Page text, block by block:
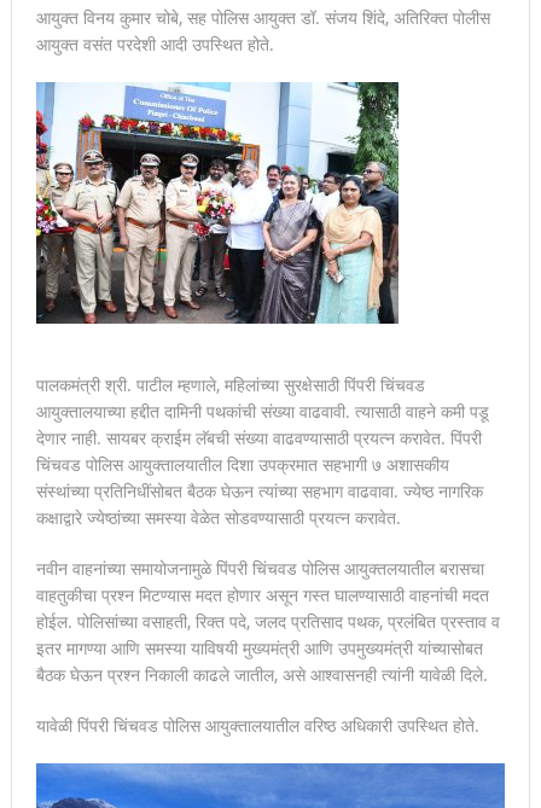
आयुक्त विनय कुमार चोबे, सह पोलिस आयुक्त डॉ. संजय शिंदे, अतिरिक्त पोलीस
आयुक्त वसंत परदेशी आदी उपस्थित होते.
पालकमंत्री श्री. पाटील म्हणाले, महिलांच्या सुरक्षेसाठी पिंपरी चिंचवड
आयुक्तालयाच्या हद्दीत दामिनी पथकांची संख्या वाढवावी. त्यासाठी वाहने कमी पडू
देणार नाही. सायबर क्राईम लॅबची संख्या वाढवण्यासाठी प्रयत्न करावेत. पिंपरी
चिंचवड पोलिस आयुक्तालयातील दिशा उपक्रमात सहभागी ७ अशासकीय
संस्थांच्या प्रतिनिधींसोबत बैठक घेऊन त्यांच्या सहभाग वाढवावा. ज्येष्ठ नागरिक
कक्षाद्वारे ज्येष्ठांच्या समस्या वेळेत सोडवण्यासाठी प्रयत्न करावेत.
नवीन वाहनांच्या समायोजनामुळे पिंपरी चिंचवड पोलिस आयुक्तलयातील बरासचा
वाहतुकीचा प्रश्न मिटण्यास मदत होणार असून गस्त घालण्यासाठी वाहनांची मदत
होईल. पोलिसांच्या वसाहती, रिक्त पदे, जलद प्रतिसाद पथक, प्रलंबित प्रस्ताव व
इतर मागण्या आणि समस्या याविषयी मुख्यमंत्री आणि उपमुख्यमंत्री यांच्यासोबत
बैठक घेऊन प्रश्न निकाली काढले जातील, असे आश्वासनही त्यांनी यावेळी दिले.
यावेळी पिंपरी चिंचवड पोलिस आयुक्तालयातील वरिष्ठ अधिकारी उपस्थित होते.